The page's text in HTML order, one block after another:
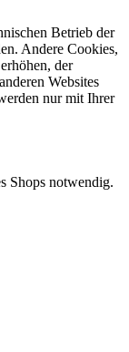
Betrieb der
Andere Cookies,
der
Websites
nur mit Ihrer
Shops notwendig.